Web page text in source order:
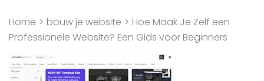
Home > bouw je website > Hoe Maak Je Zelf een
Professionele Website? Een Gids voor Beginners